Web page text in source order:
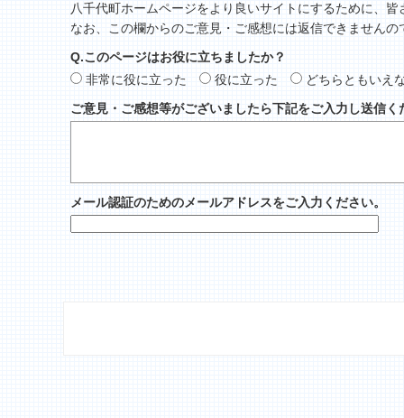
八千代町ホームページをより良いサイトにするために、
なお、この欄からのご意見・ご感想には返信できませんの
Q.このページはお役に立ちましたか？
非常に役に立った
役に立った
どちらともいえ
ご意見・ご感想等がございましたら下記をご入力し送信く
メール認証のためのメールアドレスをご入力ください。